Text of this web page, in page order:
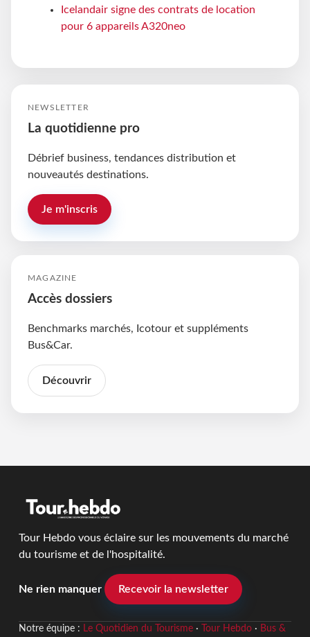
Icelandair signe des contrats de location
pour 6 appareils A320neo
NEWSLETTER
La quotidienne pro
Débrief business, tendances distribution et
nouveautés destinations.
Je m'inscris
MAGAZINE
Accès dossiers
Benchmarks marchés, Icotour et suppléments
Bus&Car.
Découvrir
Tour Hebdo vous éclaire sur les mouvements du marché
du tourisme et de l'hospitalité.
Ne rien manquer Recevoir la newsletter
Notre équipe : Le Quotidien du Tourisme· Tour Hebdo· Bus &